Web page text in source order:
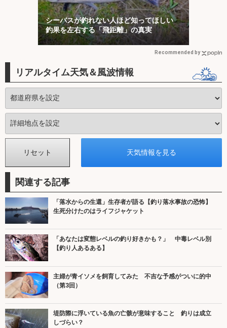
シーバスが釣れない人ほど知ってほしい
釣果を左右する「飛距離」の真実
Recommended by
リアルタイム天気＆風波情報
関連する記事
「落水からの生還」生存者が語る【釣り落水事故の恐怖】
生死分けたのはライフジャケット
「あなたは変態レベルの釣り好きかも？」 中毒レベル別
【釣り人あるある】
主婦が青イソメを飼育してみた 不吉な予感がついに的中
（第3回）
堤防際に浮いている魚の亡骸が意味すること 釣りは成立
しづらい？